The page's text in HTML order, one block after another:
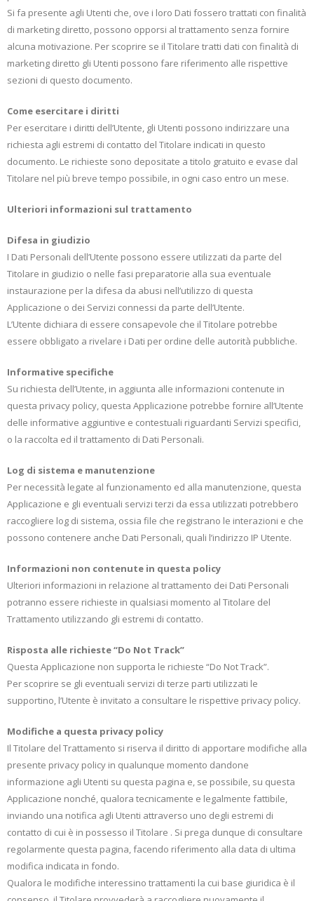
Si fa presente agli Utenti che, ove i loro Dati fossero trattati con finalità
di marketing diretto, possono opporsi al trattamento senza fornire
alcuna motivazione. Per scoprire se il Titolare tratti dati con finalità di
marketing diretto gli Utenti possono fare riferimento alle rispettive
sezioni di questo documento.
Come esercitare i diritti
Per esercitare i diritti dell’Utente, gli Utenti possono indirizzare una
richiesta agli estremi di contatto del Titolare indicati in questo
documento. Le richieste sono depositate a titolo gratuito e evase dal
Titolare nel più breve tempo possibile, in ogni caso entro un mese.
Ulteriori informazioni sul trattamento
Difesa in giudizio
I Dati Personali dell’Utente possono essere utilizzati da parte del
Titolare in giudizio o nelle fasi preparatorie alla sua eventuale
instaurazione per la difesa da abusi nell’utilizzo di questa
Applicazione o dei Servizi connessi da parte dell’Utente.
L’Utente dichiara di essere consapevole che il Titolare potrebbe
essere obbligato a rivelare i Dati per ordine delle autorità pubbliche.
Informative specifiche
Su richiesta dell’Utente, in aggiunta alle informazioni contenute in
questa privacy policy, questa Applicazione potrebbe fornire all’Utente
delle informative aggiuntive e contestuali riguardanti Servizi specifici,
o la raccolta ed il trattamento di Dati Personali.
Log di sistema e manutenzione
Per necessità legate al funzionamento ed alla manutenzione, questa
Applicazione e gli eventuali servizi terzi da essa utilizzati potrebbero
raccogliere log di sistema, ossia file che registrano le interazioni e che
possono contenere anche Dati Personali, quali l’indirizzo IP Utente.
Informazioni non contenute in questa policy
Ulteriori informazioni in relazione al trattamento dei Dati Personali
potranno essere richieste in qualsiasi momento al Titolare del
Trattamento utilizzando gli estremi di contatto.
Risposta alle richieste “Do Not Track”
Questa Applicazione non supporta le richieste “Do Not Track”.
Per scoprire se gli eventuali servizi di terze parti utilizzati le
supportino, l’Utente è invitato a consultare le rispettive privacy policy.
Modifiche a questa privacy policy
Il Titolare del Trattamento si riserva il diritto di apportare modifiche alla
presente privacy policy in qualunque momento dandone
informazione agli Utenti su questa pagina e, se possibile, su questa
Applicazione nonché, qualora tecnicamente e legalmente fattibile,
inviando una notifica agli Utenti attraverso uno degli estremi di
contatto di cui è in possesso il Titolare . Si prega dunque di consultare
regolarmente questa pagina, facendo riferimento alla data di ultima
modifica indicata in fondo.
Qualora le modifiche interessino trattamenti la cui base giuridica è il